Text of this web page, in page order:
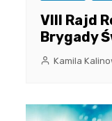
VIII Rajd
Brygady
Kamila